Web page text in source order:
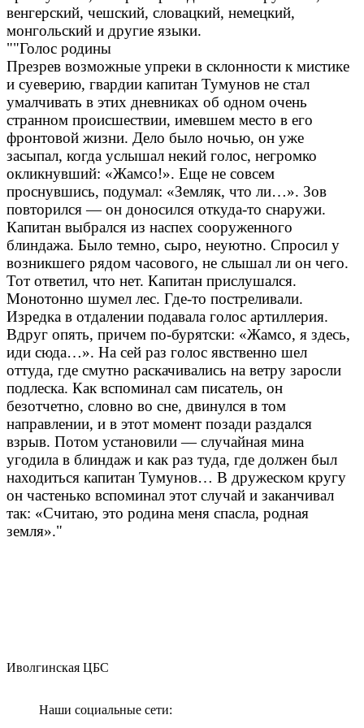
венгерский, чешский, словацкий, немецкий,
монгольский и другие языки.
""Голос родины
Презрев возможные упреки в склонности к мистике
и суеверию, гвардии капитан Тумунов не стал
умалчивать в этих дневниках об одном очень
странном происшествии, имевшем место в его
фронтовой жизни. Дело было ночью, он уже
засыпал, когда услышал некий голос, негромко
окликнувший: «Жамсо!». Еще не совсем
проснувшись, подумал: «Земляк, что ли…». Зов
повторился — он доносился откуда-то снаружи.
Капитан выбрался из наспех сооруженного
блиндажа. Было темно, сыро, неуютно. Спросил у
возникшего рядом часового, не слышал ли он чего.
Тот ответил, что нет. Капитан прислушался.
Монотонно шумел лес. Где-то постреливали.
Изредка в отдалении подавала голос артиллерия.
Вдруг опять, причем по-бурятски: «Жамсо, я здесь,
иди сюда…». На сей раз голос явственно шел
оттуда, где смутно раскачивались на ветру заросли
подлеска. Как вспоминал сам писатель, он
безотчетно, словно во сне, двинулся в том
направлении, и в этот момент позади раздался
взрыв. Потом установили — случайная мина
угодила в блиндаж и как раз туда, где должен был
находиться капитан Тумунов… В дружеском кругу
он частенько вспоминал этот случай и заканчивал
так: «Считаю, это родина меня спасла, родная
земля»."
Иволгинская ЦБС
Наши социальные сети: